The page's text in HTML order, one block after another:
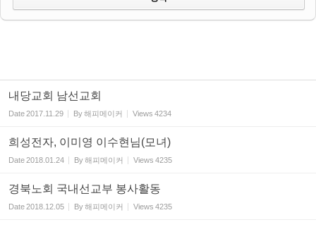
내당교회 남선교회
Date2017.11.29 By해피메이커 Views 4234
희성전자, 이미영 이수현님(모녀)
Date2018.01.24 By해피메이커 Views 4235
경북노회 국내선교부 봉사활동
Date2018.12.05 By해피메이커 Views 4235